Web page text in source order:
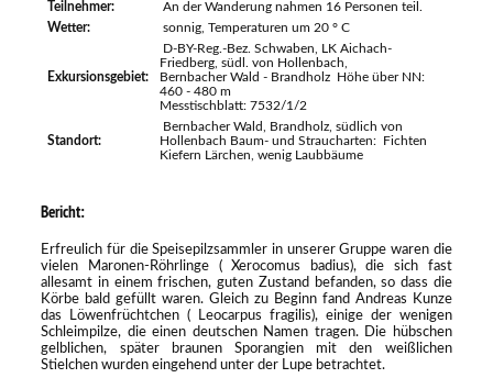
Teilnehmer:
An der Wanderung nahmen 16 Personen teil.
Wetter:
sonnig, Temperaturen um 20 ° C
Exkursionsgebiet:
D-BY-Reg.-Bez. Schwaben, LK Aichach-
Friedberg, südl. von Hollenbach,
Bernbacher Wald - Brandholz Höhe über NN:
460 - 480 m
Messtischblatt: 7532/1/2
Standort:
Bernbacher Wald, Brandholz, südlich von
Hollenbach Baum- und Straucharten: Fichten
Kiefern Lärchen, wenig Laubbäume
Bericht:
Erfreulich für die Speisepilzsammler in unserer Gruppe waren die
vielen Maronen-Röhrlinge ( Xerocomus badius), die sich fast
allesamt in einem frischen, guten Zustand befanden, so dass die
Körbe bald gefüllt waren. Gleich zu Beginn fand Andreas Kunze
das Löwenfrüchtchen ( Leocarpus fragilis), einige der wenigen
Schleimpilze, die einen deutschen Namen tragen. Die hübschen
gelblichen, später braunen Sporangien mit den weißlichen
Stielchen wurden eingehend unter der Lupe betrachtet.